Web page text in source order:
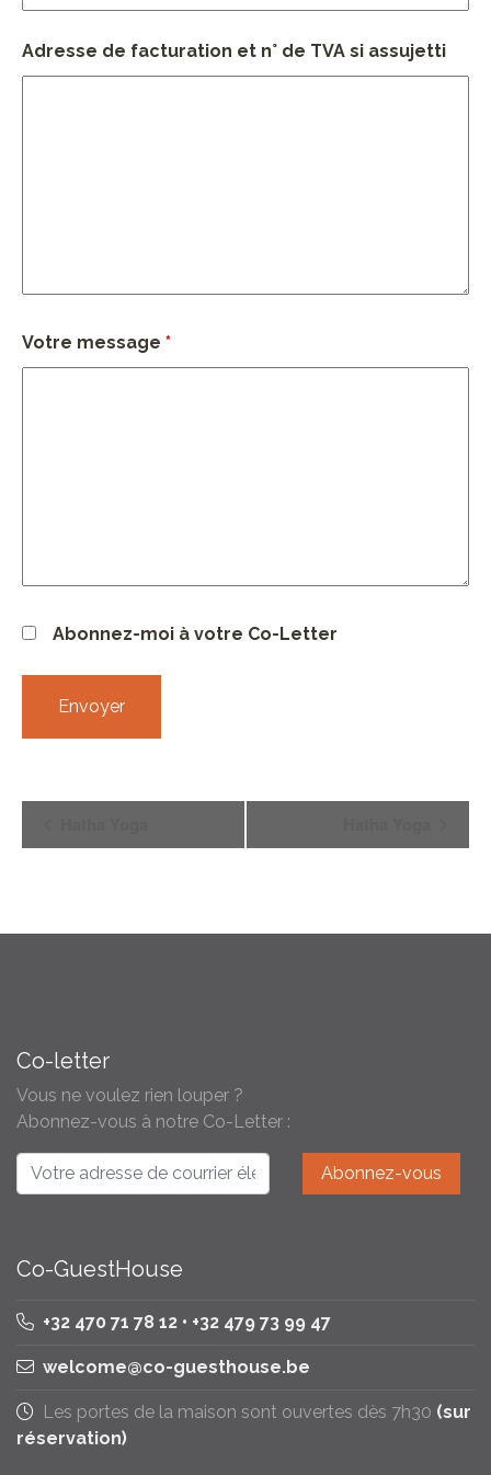
Adresse de facturation et n° de TVA si assujetti
Votre message *
Abonnez-moi à votre Co-Letter
Évènement
Co-letter
Vous ne voulez rien louper ?
Abonnez-vous à notre Co-Letter :
Co-GuestHouse
+32 470 71 78 12 • +32 479 73 99 47
welcome@co-guesthouse.be
Les portes de la maison sont ouvertes dès 7h30 (sur
réservation)